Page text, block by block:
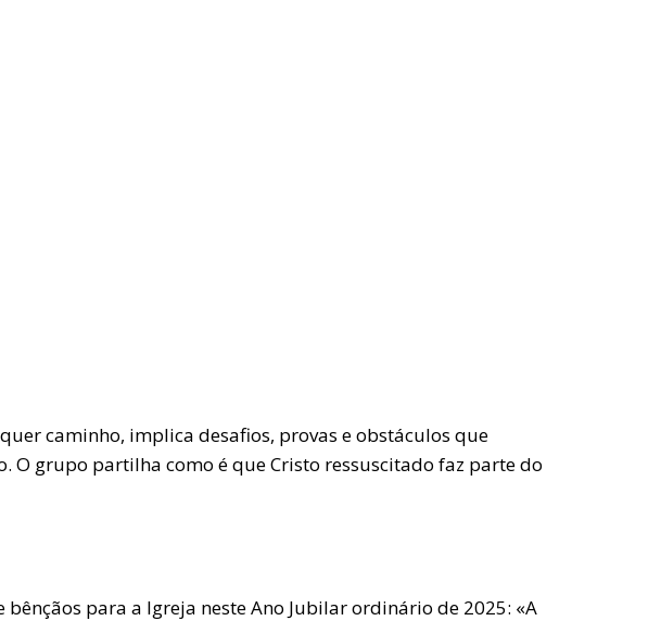
caminho, implica desafios, provas e obstáculos que
O grupo partilha como é que Cristo ressuscitado faz parte do
para a Igreja neste Ano Jubilar ordinário de 2025: «A